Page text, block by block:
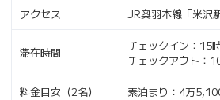
アクセス JR奥羽本線「米沢
滞在時間
チェックイン：15
チェックアウト：
料金目安（2名） 素泊まり：4万